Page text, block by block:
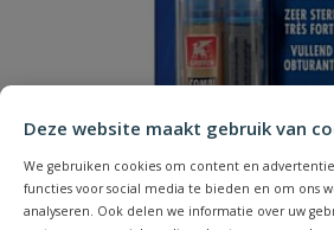
Deze website maakt gebruik van
We gebruiken cookies om content en
functies voor social media te bieden en om ons
analyseren. Ook delen we informatie over uw